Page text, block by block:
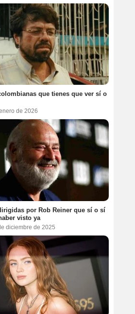
que tienes que ver sí o
de 2026
por Rob Reiner que sí o sí
visto ya
diciembre de 2025